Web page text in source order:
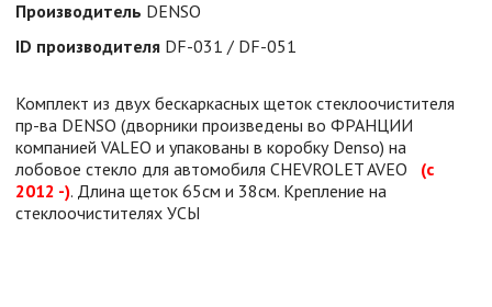
Производитель DENSO
ID производителя DF-031 / DF-051
Комплект из двух бескаркаcных щеток стеклоочистителя
пр-ва DENSO (дворники произведены во ФРАНЦИИ
компанией VALEO и упакованы в коробку Denso) на
лобовое стекло для автомобиляCHEVROLET AVEO
(с
2012 -). Длина щеток 65см и 38см. Крепление на
стеклоочистителях УСЫ